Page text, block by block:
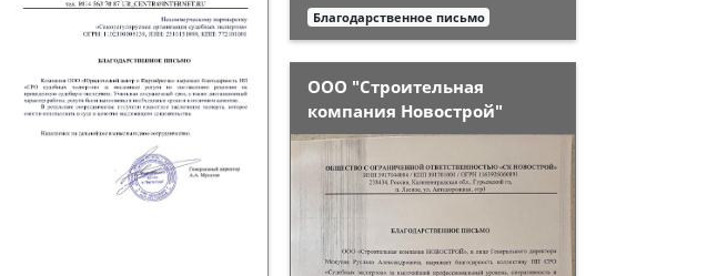
Благодарственное письмо
ООО "Строительная
компания Новострой"